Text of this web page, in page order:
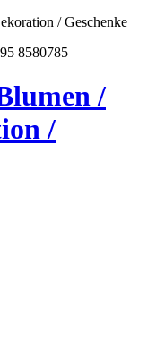
/ Geschenke
8580785